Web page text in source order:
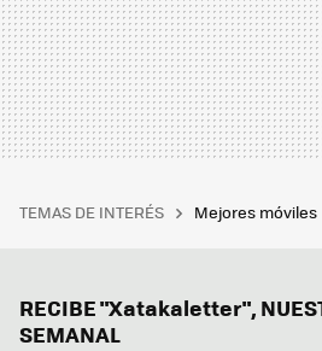
TEMAS DE INTERÉS Mejores móviles
RECIBE "Xatakaletter",
SEMANAL